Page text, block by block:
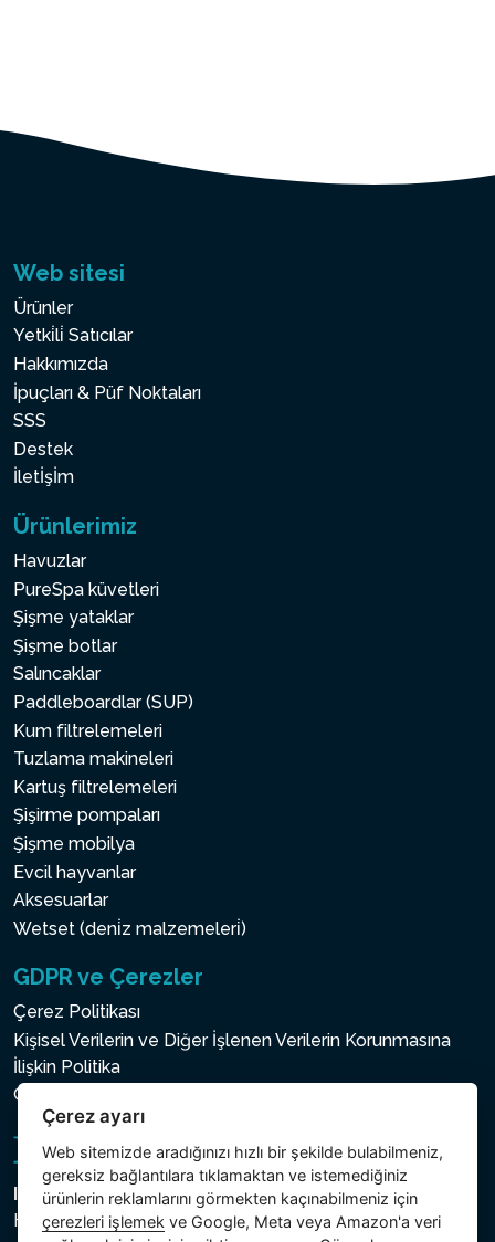
Web sitesi
Ürünler
Yetki̇li̇ Satıcılar
Hakkımızda
İpuçları & Püf Noktaları
SSS
Destek
İletİşİm
Ürünlerimiz
Havuzlar
PureSpa küvetleri
Şişme yataklar
Şişme botlar
Salıncaklar
Paddleboardlar (SUP)
Kum filtrelemeleri
Tuzlama makineleri
Kartuş filtrelemeleri
Şişirme pompaları
Şişme mobilya
Evcil hayvanlar
Aksesuarlar
Wetset (deni̇z malzemeleri̇)
GDPR ve Çerezler
Çerez Politikası
Kişisel Verilerin ve Diğer İşlenen Verilerin Korunmasına
İlişkin Politika
Çerez ayarı
Intex Trading, s.r.o.
Hradecká 2526/3
Çerez ayarı
Web sitemizde aradığınızı hızlı bir şekilde bulabilmeniz,
gereksiz bağlantılara tıklamaktan ve istemediğiniz
ürünlerin reklamlarını görmekten kaçınabilmeniz için
çerezleri işlemek ve Google, Meta veya Amazon'a veri